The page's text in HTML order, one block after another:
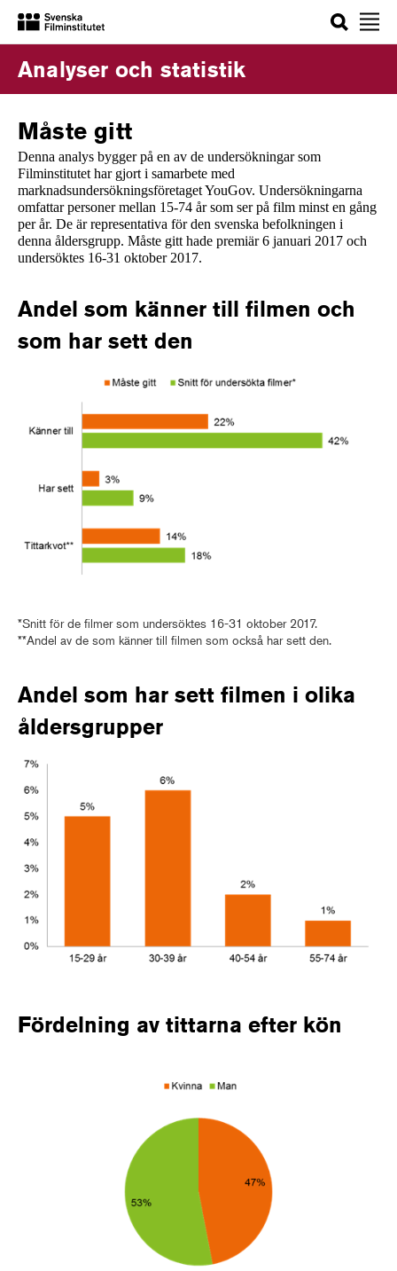
Sök
Analyser och statistik
Måste gitt
Denna analys bygger på en av de undersökningar som
Filminstitutet har gjort i samarbete med
marknadsundersökningsföretaget YouGov. Undersökningarna
omfattar personer mellan 15-74 år som ser på film minst en gång
per år. De är representativa för den svenska befolkningen i
denna åldersgrupp. Måste gitt hade premiär 6 januari 2017 och
undersöktes 16-31 oktober 2017.
Andel som känner till filmen och
som har sett den
*Snitt för de filmer som undersöktes 16-31 oktober 2017.
**Andel av de som känner till filmen som också har sett den.
Andel som har sett filmen i olika
åldersgrupper
Fördelning av tittarna efter kön